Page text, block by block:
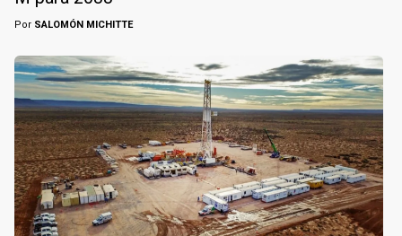
Por SALOMÓN MICHITTE